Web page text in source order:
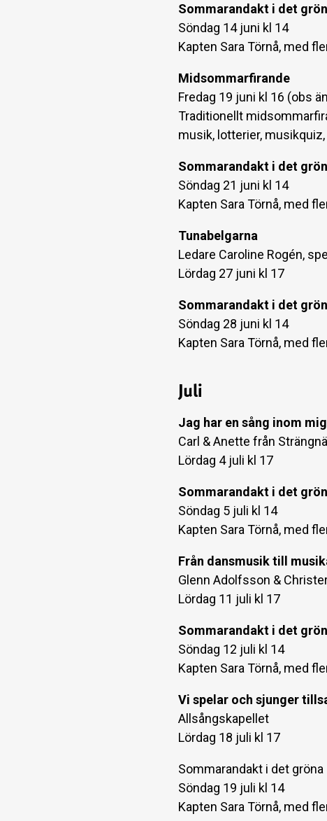
Sommarandakt i det
Söndag 14 juni kl 14
Kapten Sara Törnå, med
Midsommarfirande
Fredag 19 juni kl 16 (obs
Traditionellt
musik, lotterier,
Sommarandakt i det
Söndag 21 juni kl 14
Kapten Sara Törnå, med
Tunabelgarna
Ledare Caroline Rogén,
Lördag 27 juni kl 17
Sommarandakt i det
Söndag 28 juni kl 14
Kapten Sara Törnå, med
Juli
Jag har en sång inom mig
Carl & Anette från
Lördag 4 juli kl 17
Sommarandakt i det
Söndag 5 juli kl 14
Kapten Sara Törnå, med
Från dansmusik till
Glenn Adolfsson &
Lördag 11 juli kl 17
Sommarandakt i det
Söndag 12 juli kl 14
Kapten Sara Törnå, med
Vi spelar och sjunger
Allsångskapellet
Lördag 18 juli kl 17
Sommarandakt i det gröna
Söndag 19 juli kl 14
Kapten Sara Törnå, med